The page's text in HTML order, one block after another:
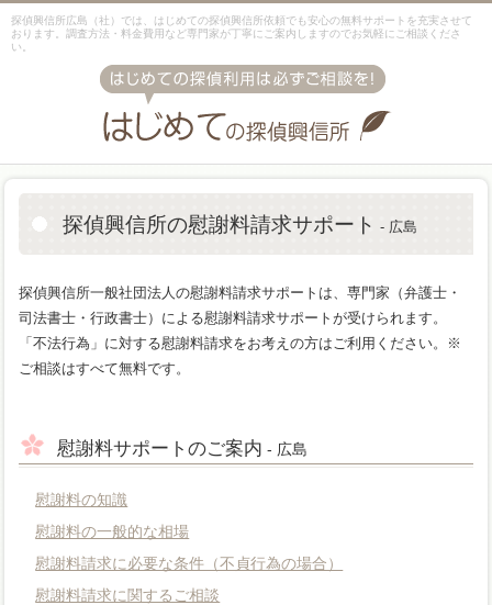
探偵興信所の慰謝料請求サポート - 広島
探偵興信所一般社団法人の慰謝料請求サポートは、専門家（弁護士・
司法書士・行政書士）による慰謝料請求サポートが受けられます。
「不法行為」に対する慰謝料請求をお考えの方はご利用ください。※
ご相談はすべて無料です。
慰謝料サポートのご案内 - 広島
慰謝料の知識
慰謝料の一般的な相場
慰謝料請求に必要な条件（不貞行為の場合）
慰謝料請求に関するご相談
探偵興信所広島（社）では、はじめての探偵興信所依頼でも安心の無料サポートを充実させて
おります。調査方法・料金費用など専門家が丁寧にご案内しますのでお気軽にご相談くださ
い。